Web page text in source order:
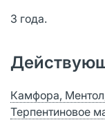
3 года.
Камфора,
Терпентиновое